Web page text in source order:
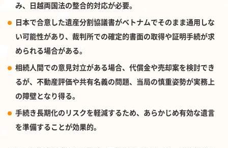
み、日越両国法の整合的対応が必要。
日本で合意した遺産分割協議書がベトナムでそのまま通用しな
い可能性があり、裁判所での確定的書面の取得や証明手続が求
められる場合がある。
相続人間での意見対立がある場合、代償金や売却案を検討でき
るが、不動産評価や共有名義の問題、当局の慎重姿勢が実務上
の障壁となり得る。
手続き長期化のリスクを軽減するため、あらかじめ有効な遺言
を準備することが効果的。